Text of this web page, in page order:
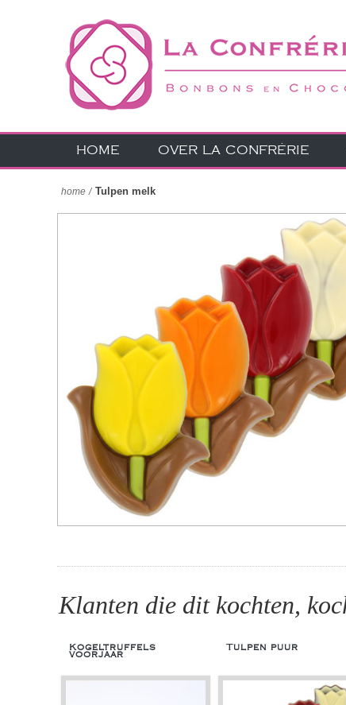
HOME OVER LA CONFRÉRIE
home / Tulpen melk
Klanten die dit kochten,
Kogeltruffels
voorjaar
Tulpen puur